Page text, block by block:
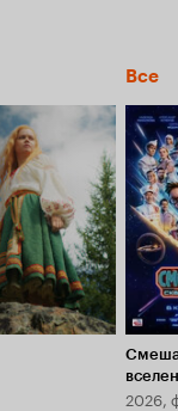
Все
2026,